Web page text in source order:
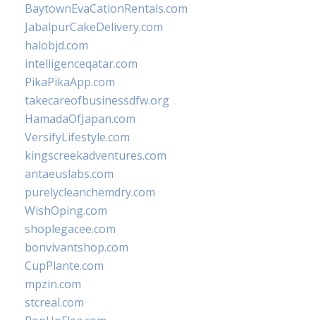
BaytownEvaCationRentals.com
JabalpurCakeDelivery.com
halobjd.com
intelligenceqatar.com
PikaPikaApp.com
takecareofbusinessdfw.org
HamadaOfJapan.com
VersifyLifestyle.com
kingscreekadventures.com
antaeuslabs.com
purelycleanchemdry.com
WishOping.com
shoplegacee.com
bonvivantshop.com
CupPlante.com
mpzin.com
stcreal.com